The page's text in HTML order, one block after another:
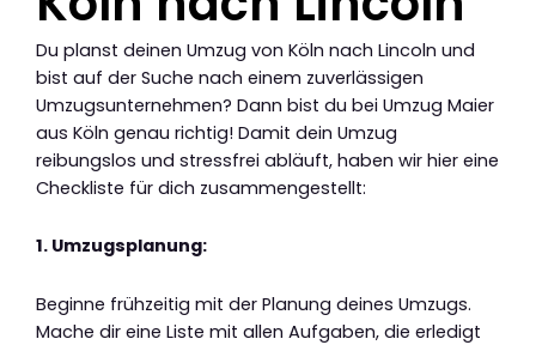
Du planst deinen Umzug von Köln nach Lincoln und
bist auf der Suche nach einem zuverlässigen
Umzugsunternehmen? Dann bist du bei Umzug Maier
aus Köln genau richtig! Damit dein Umzug
reibungslos und stressfrei abläuft, haben wir hier eine
Checkliste für dich zusammengestellt:
1. Umzugsplanung:
Beginne frühzeitig mit der Planung deines Umzugs.
Mache dir eine Liste mit allen Aufgaben, die erledigt